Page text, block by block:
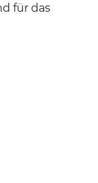
für das